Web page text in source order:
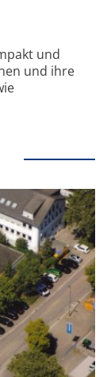
und
und ihre